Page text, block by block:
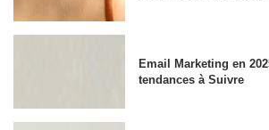
Email Marketing en
tendances à Suivre